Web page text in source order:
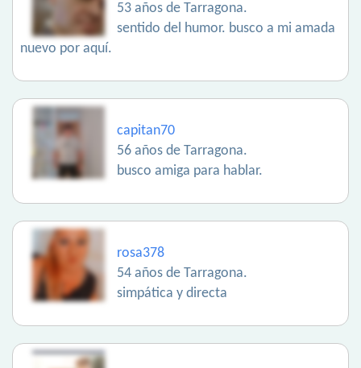
53 años de Tarragona.
sentido del humor. busco a mi amada
nuevo por aquí.
capitan70
56 años de Tarragona.
busco amiga para hablar.
rosa378
54 años de Tarragona.
simpática y directa